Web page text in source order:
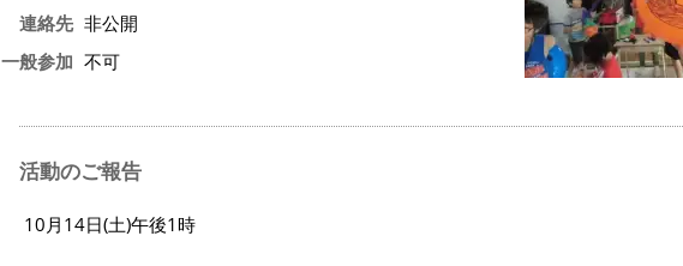
連絡先 非公開
一般参加 不可
活動のご報告
10月14日(土)午後1時